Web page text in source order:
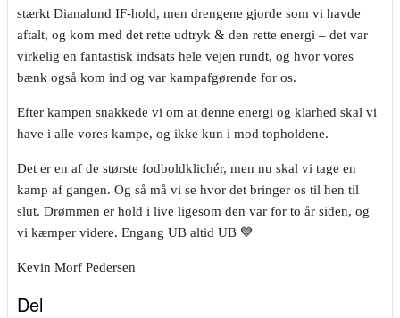
stærkt Dianalund IF-hold, men drengene gjorde som vi havde
aftalt, og kom med det rette udtryk & den rette energi – det var
virkelig en fantastisk indsats hele vejen rundt, og hvor vores
bænk også kom ind og var kampafgørende for os.
Efter kampen snakkede vi om at denne energi og klarhed skal vi
have i alle vores kampe, og ikke kun i mod topholdene.
Det er en af de største fodboldklichér, men nu skal vi tage en
kamp af gangen. Og så må vi se hvor det bringer os til hen til
slut. Drømmen er hold i live ligesom den var for to år siden, og
vi kæmper videre. Engang UB altid UB 💙
Kevin Morf Pedersen
Del